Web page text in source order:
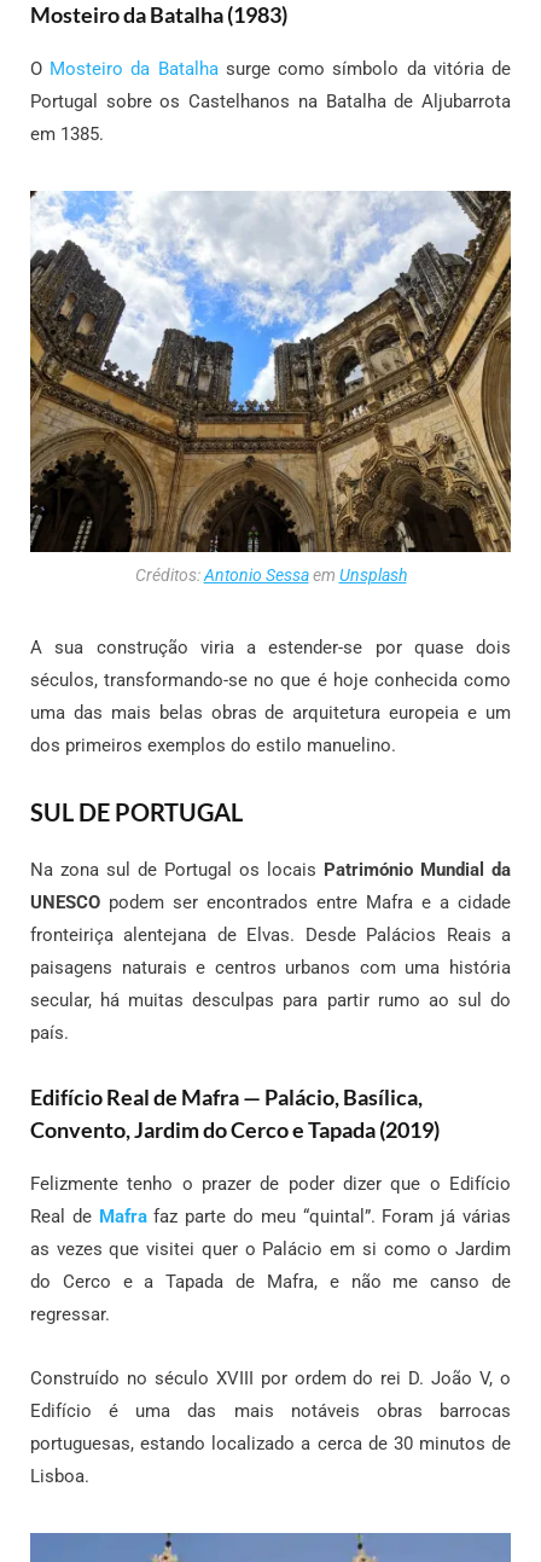
Mosteiro da Batalha (1983)
O Mosteiro da Batalhasurge como símbolo da vitória de
Portugal sobre os Castelhanos na Batalha de Aljubarrota
em 1385.
Créditos:Antonio Sessaem Unsplash
A sua construção viria a estender-se por quase dois
séculos, transformando-se no que é hoje conhecida como
uma das mais belas obras de arquitetura europeia e um
dos primeiros exemplos do estilo manuelino.
SUL DE PORTUGAL
Na zona sul de Portugal os locais Património Mundial da
UNESCO podem ser encontrados entre Mafra e a cidade
fronteiriça alentejana de Elvas. Desde Palácios Reais a
paisagens naturais e centros urbanos com uma história
secular, há muitas desculpas para partir rumo ao sul do
país.
Edifício Real de Mafra — Palácio, Basílica,
Convento, Jardim do Cerco e Tapada (2019)
Felizmente tenho o prazer de poder dizer que o Edifício
Real de Mafrafaz parte do meu “quintal”. Foram já várias
as vezes que visitei quer o Palácio em si como o Jardim
do Cerco e a Tapada de Mafra, e não me canso de
regressar.
Construído no século XVIII por ordem do rei D. João V, o
Edifício é uma das mais notáveis obras barrocas
portuguesas, estando localizado a cerca de 30 minutos de
Lisboa.